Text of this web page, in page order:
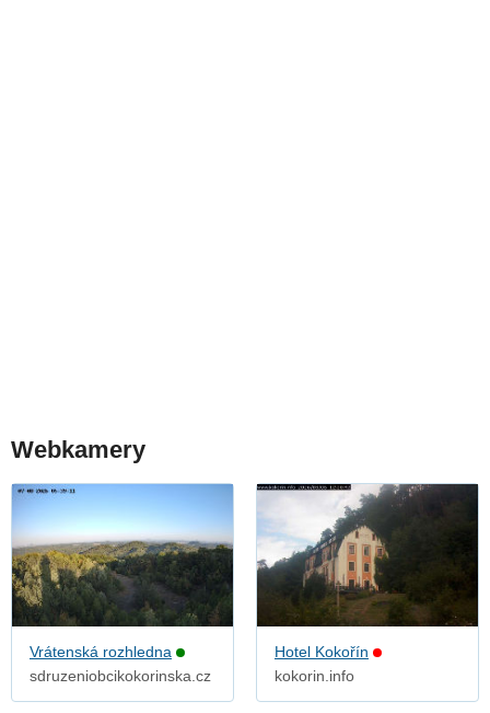
Webkamery
Vrátenská rozhledna
sdruzeniobcikokorinska.cz
Hotel Kokořín
kokorin.info